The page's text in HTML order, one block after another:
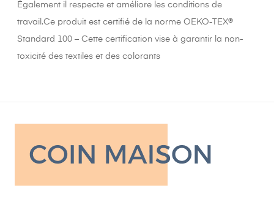
Également il respecte et améliore les conditions de
travail.Ce produit est certifié de la norme OEKO-TEX®
Standard 100 – Cette certification vise à garantir la non-
toxicité des textiles et des colorants